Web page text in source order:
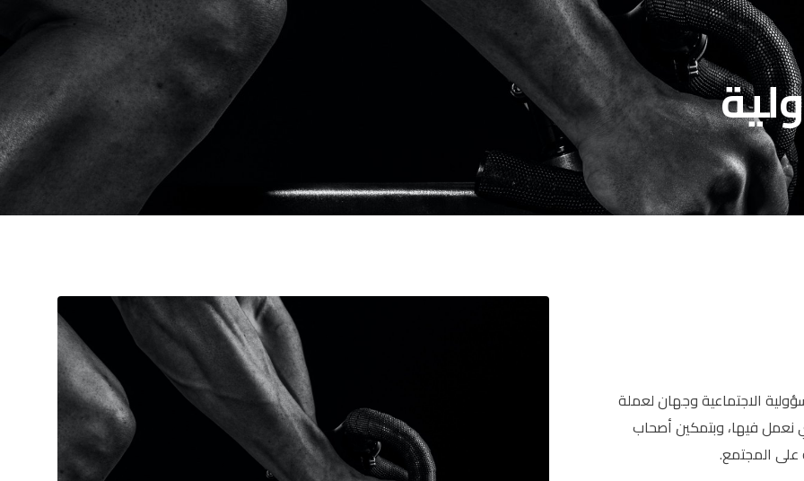
الاجتماعية وجهان لعملة
نعمل فيها، وبتمكين أصحاب
على المجتمع.